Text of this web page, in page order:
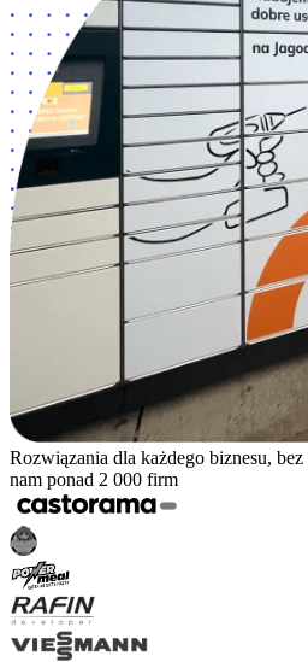
Rozwiązania dla każdego biznesu,
nam ponad 2 000 firm